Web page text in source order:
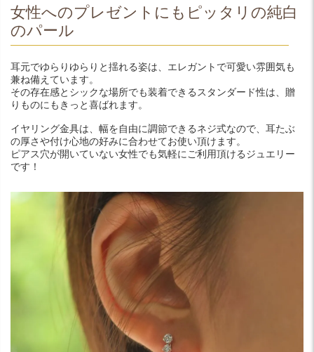
女性へのプレゼントにもピッタリの純白
のパール
耳元でゆらりゆらりと揺れる姿は、エレガントで可愛い雰囲気も
兼ね備えています。
その存在感とシックな場所でも装着できるスタンダード性は、贈
りものにもきっと喜ばれます。
イヤリング金具は、幅を自由に調節できるネジ式なので、耳たぶ
の厚さや付け心地の好みに合わせてお使い頂けます。
ピアス穴が開いていない女性でも気軽にご利用頂けるジュエリー
です！